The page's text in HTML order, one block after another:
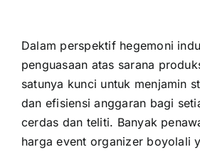
Dalam perspektif hegemoni
penguasaan atas sarana
satunya kunci untuk menjamin
dan efisiensi anggaran bagi
cerdas dan teliti. Banyak
harga event organizer boyolali